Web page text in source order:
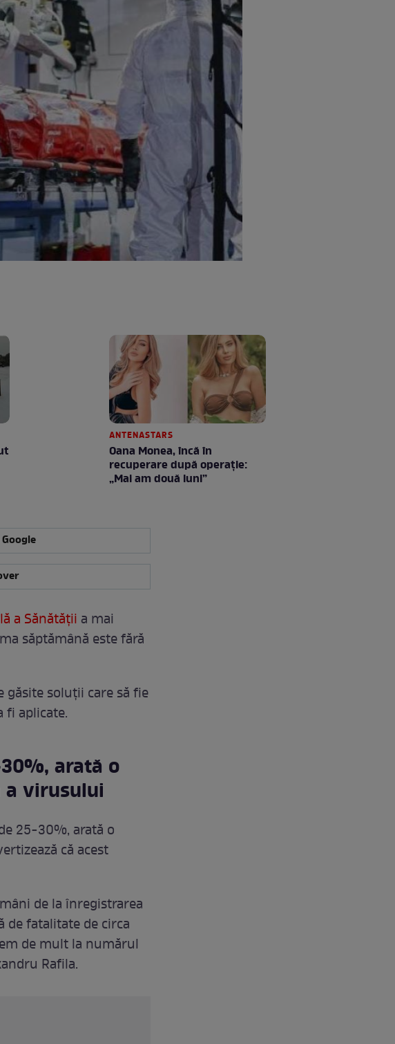
ANTENASTARS
Oana Monea, încă în
recuperare după operație:
„Mai am două luni”
a Sănătății a mai
săptămână este fără
găsite soluții care să fie
fi aplicate.
arată o
virusului
25-30%, arată o
că acest
de la înregistrarea
de fatalitate de circa
de mult la numărul
Rafila.